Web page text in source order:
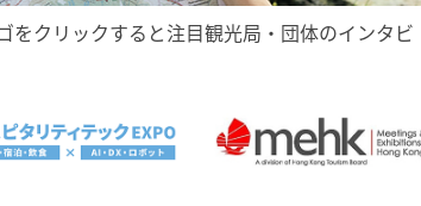
をクリックすると注目観光局・団体のインタビ